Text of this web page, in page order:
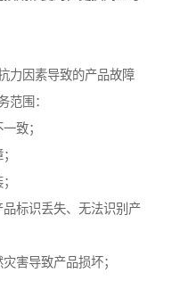
力因素导致的产品故障
范围：
致；
标识丢失、无法识别产
害导致产品损坏；